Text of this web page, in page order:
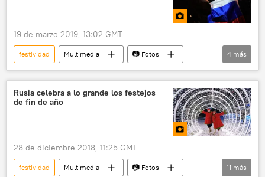
19 de marzo 2019, 13:02 GMT
festividad Multimedia
📷 Fotos
Crimea
concierto
fuegos artificiales
Rusia
4 más
Rusia celebra a lo grande los festejos
de fin de año
28 de diciembre 2018, 11:25 GMT
festividad Multimedia
📷 Fotos
11 más